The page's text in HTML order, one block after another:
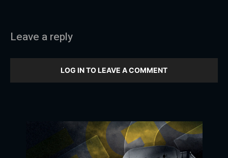
Leave a reply
LOG IN TO LEAVE A COMMENT